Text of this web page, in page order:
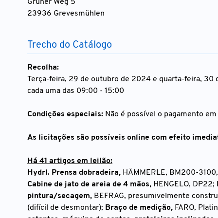
Grüner Weg 5
23936 Grevesmühlen
Trecho do Catálogo
Recolha:
Terça-feira, 29 de outubro de 2024 e quarta-feira, 30
cada uma das 09:00 - 15:00
Condições especiais: Não é possível o pagamento
As licitações são possíveis online com efeito
Há 41 artigos em leilão:
Hydrl. Prensa dobradeira, HÄMMERLE, BM200-
Cabine de jato de areia de 4 mãos, HENGELO, DP22;
pintura/secagem, BEFRAG, presumivelmente
(difícil de desmontar); Braço de medição, FARO,